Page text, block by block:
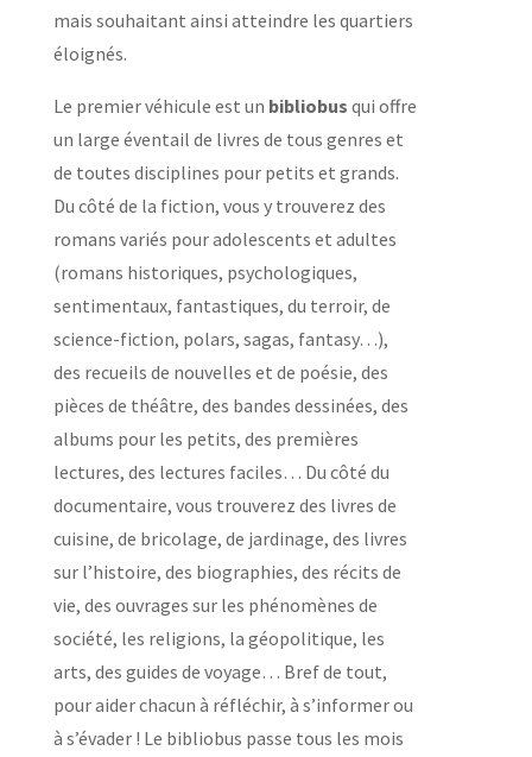
mais souhaitant ainsi atteindre les quartiers
éloignés.
Le premier véhicule est un bibliobus qui offre
un large éventail de livres de tous genres et
de toutes disciplines pour petits et grands.
Du côté de la fiction, vous y trouverez des
romans variés pour adolescents et adultes
(romans historiques, psychologiques,
sentimentaux, fantastiques, du terroir, de
science-fiction, polars, sagas, fantasy…),
des recueils de nouvelles et de poésie, des
pièces de théâtre, des bandes dessinées, des
albums pour les petits, des premières
lectures, des lectures faciles… Du côté du
documentaire, vous trouverez des livres de
cuisine, de bricolage, de jardinage, des livres
sur l’histoire, des biographies, des récits de
vie, des ouvrages sur les phénomènes de
société, les religions, la géopolitique, les
arts, des guides de voyage… Bref de tout,
pour aider chacun à réfléchir, à s’informer ou
à s’évader ! Le bibliobus passe tous les mois